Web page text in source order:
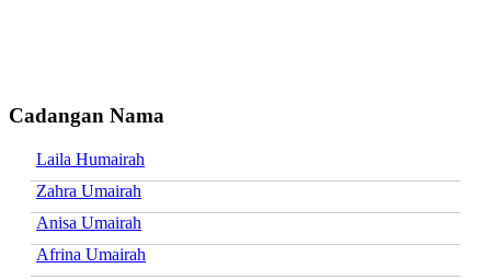
Cadangan Nama
Laila Humairah
Zahra Umairah
Anisa Umairah
Afrina Umairah